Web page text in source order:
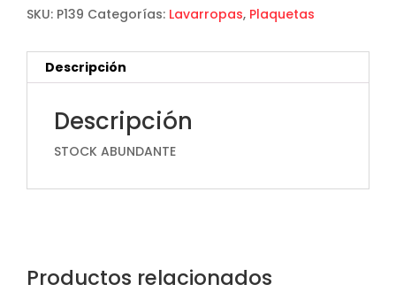
SKU: P139 Categorías: Lavarropas, Plaquetas
Descripción
Descripción
STOCK ABUNDANTE
Productos relacionados